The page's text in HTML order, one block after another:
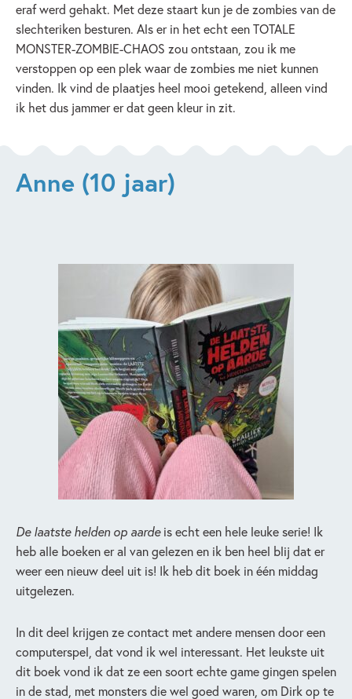
eraf werd gehakt. Met deze staart kun je de zombies van de
slechteriken besturen. Als er in het echt een TOTALE
MONSTER-ZOMBIE-CHAOS zou ontstaan, zou ik me
verstoppen op een plek waar de zombies me niet kunnen
vinden. Ik vind de plaatjes heel mooi getekend, alleen vind
ik het dus jammer er dat geen kleur in zit.
Anne (10 jaar)
De laatste helden op aardeis echt een hele leuke serie! Ik
heb alle boeken er al van gelezen en ik ben heel blij dat er
weer een nieuw deel uit is! Ik heb dit boek in één middag
uitgelezen.
In dit deel krijgen ze contact met andere mensen door een
computerspel, dat vond ik wel interessant. Het leukste uit
dit boek vond ik dat ze een soort echte game gingen spelen
in de stad, met monsters die wel goed waren, om Dirk op te